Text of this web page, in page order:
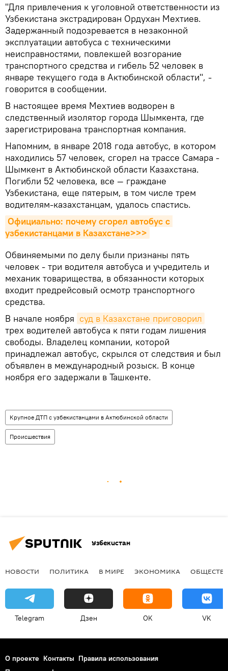
"Для привлечения к уголовной ответственности из
Узбекистана экстрадирован Ордухан Мехтиев.
Задержанный подозревается в незаконной
эксплуатации автобуса с техническими
неисправностями, повлекшей возгорание
транспортного средства и гибель 52 человек в
январе текущего года в Актюбинской области", -
говорится в сообщении.
В настоящее время Мехтиев водворен в
следственный изолятор города Шымкента, где
зарегистрирована транспортная компания.
Напомним, в январе 2018 года автобус, в котором
находились 57 человек, сгорел на трассе Самара -
Шымкент в Актюбинской области Казахстана.
Погибли 52 человека, все — граждане
Узбекистана, еще пятерым, в том числе трем
водителям-казахстанцам, удалось спастись.
Официально: почему сгорел автобус с
узбекистанцами в Казахстане>>>
Обвиняемыми по делу были признаны пять
человек - три водителя автобуса и учредитель и
механик товарищества, в обязанности которых
входит предрейсовый осмотр транспортного
средства.
В начале ноября суд в Казахстане приговорил
трех водителей автобуса к пяти годам лишения
свободы. Владелец компании, которой
принадлежал автобус, скрылся от следствия и был
объявлен в международный розыск. В конце
ноября его задержали в Ташкенте.
Крупное ДТП с узбекистанцами в Актюбинской области
Происшествия
Узбекистан
НОВОСТИ ПОЛИТИКА В МИРЕ ЭКОНОМИКА
Telegram Дзен OK VK
О проекте Контакты Правила использования